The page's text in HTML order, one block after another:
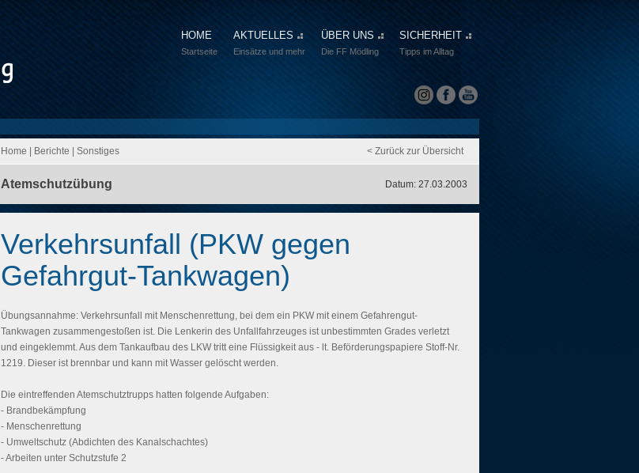
HOME
Startseite
AKTUELLES
Einsätze und mehr
ÜBER UNS
Die FF Mödling
SICHERHEIT
Tipps im Alltag
Home Berichte Sonstiges < Zurück zur Übersicht
Atemschutzübung Datum: 27.03.2003
Verkehrsunfall (PKW gegen
Gefahrgut-Tankwagen)
Übungsannahme: Verkehrsunfall mit Menschenrettung, bei dem ein PKW mit einem Gefahrengut-
Tankwagen zusammengestoßen ist. Die Lenkerin des Unfallfahrzeuges ist unbestimmten Grades verletzt
und eingeklemmt. Aus dem Tankaufbau des LKW tritt eine Flüssigkeit aus - lt. Beförderungspapiere Stoff-Nr.
1219. Dieser ist brennbar und kann mit Wasser gelöscht werden.
Die eintreffenden Atemschutztrupps hatten folgende Aufgaben:
- Brandbekämpfung
- Menschenrettung
- Umweltschutz (Abdichten des Kanalschachtes)
- Arbeiten unter Schutzstufe 2